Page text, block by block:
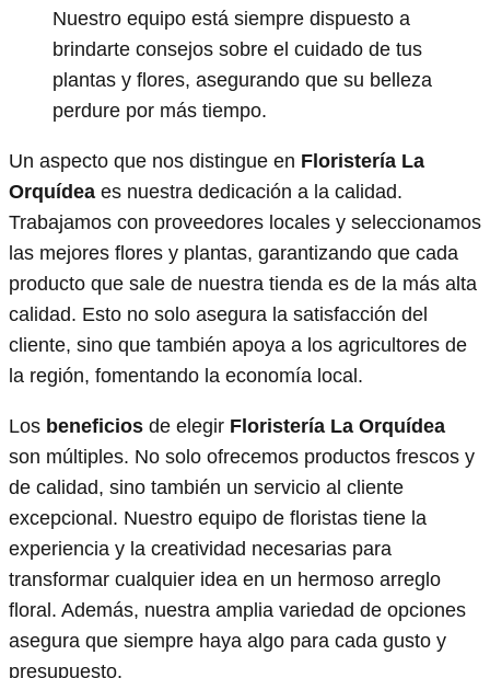
Nuestro equipo está siempre dispuesto a
brindarte consejos sobre el cuidado de tus
plantas y flores, asegurando que su belleza
perdure por más tiempo.
Un aspecto que nos distingue en Floristería La
Orquídea es nuestra dedicación a la calidad.
Trabajamos con proveedores locales y seleccionamos
las mejores flores y plantas, garantizando que cada
producto que sale de nuestra tienda es de la más alta
calidad. Esto no solo asegura la satisfacción del
cliente, sino que también apoya a los agricultores de
la región, fomentando la economía local.
Los beneficios de elegir Floristería La Orquídea
son múltiples. No solo ofrecemos productos frescos y
de calidad, sino también un servicio al cliente
excepcional. Nuestro equipo de floristas tiene la
experiencia y la creatividad necesarias para
transformar cualquier idea en un hermoso arreglo
floral. Además, nuestra amplia variedad de opciones
asegura que siempre haya algo para cada gusto y
presupuesto.